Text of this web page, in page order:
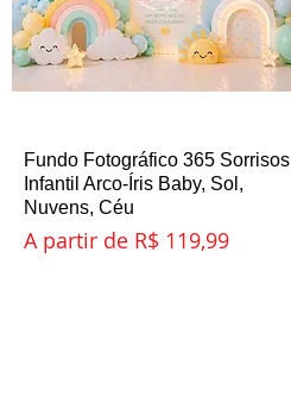
Visualização rápida
Fundo Fotográfico 365 Sorrisos
Infantil Arco-Íris Baby, Sol,
Nuvens, Céu
A partir de R$ 119,99
Preço promocional